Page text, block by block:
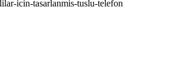
icin-tasarlanmis-tuslu-telefon